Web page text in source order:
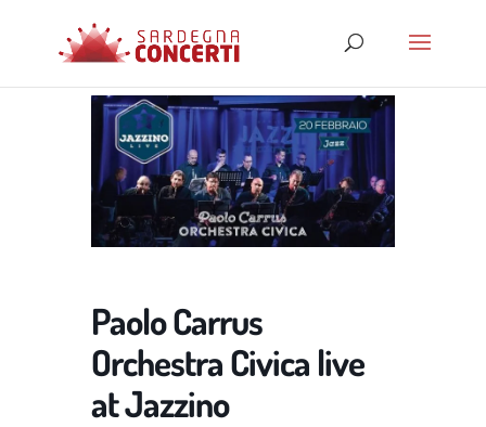
Paolo Carrus
Orchestra Civica live
at Jazzino